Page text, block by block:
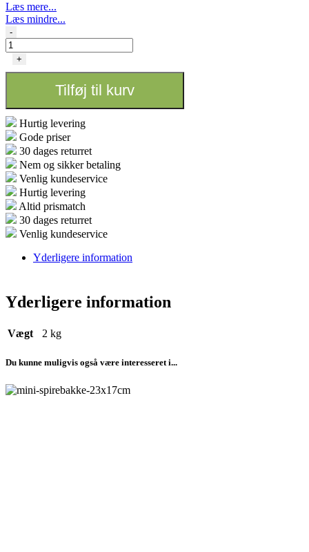
Læs mere...
Læs mindre...
Garland
Blomster
Ringe
-
+
Tilføj til kurv
Hurtig levering
Gode priser
30 dages returret
Nem og sikker betaling
Venlig kundeservice
Hurtig levering
Altid prismatch
30 dages returret
Venlig kundeservice
Yderligere information
Yderligere information
Vægt 2 kg
Du kunne muligvis også være interesseret i...